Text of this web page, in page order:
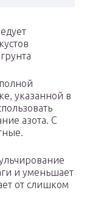
указанной в
азота. С
и уменьшает
от слишком